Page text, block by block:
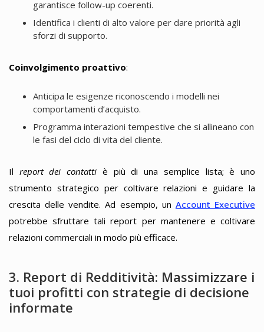
garantisce follow-up coerenti.
Identifica i clienti di alto valore per dare priorità agli
sforzi di supporto.
Coinvolgimento proattivo:
Anticipa le esigenze riconoscendo i modelli nei
comportamenti d’acquisto.
Programma interazioni tempestive che si allineano con
le fasi del ciclo di vita del cliente.
Il report dei contatti è più di una semplice lista; è uno
strumento strategico per coltivare relazioni e guidare la
crescita delle vendite. Ad esempio, un Account Executive
potrebbe sfruttare tali report per mantenere e coltivare
relazioni commerciali in modo più efficace.
3. Report di Redditività: Massimizzare i
tuoi profitti con strategie di decisione
informate